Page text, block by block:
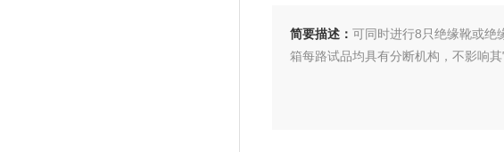
简要描述： 可同时进行8只绝缘靴或绝
箱每路试品均具有分断机构，不影响